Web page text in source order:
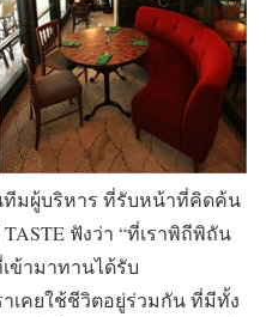
มผู้บริหาร ที่รับหน้าที่คิดค้น
ฟังว่า “ที่เราพิถีพิถัน
ข้ามาทานได้รับ
เคยใช้ชีวิตอยู่ร่วมกัน ที่มีทั้ง